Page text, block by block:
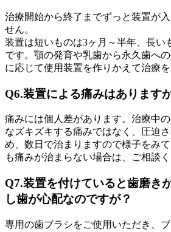
治療開始から終了までずっと装置が
せん。
装置は短いものは3ヶ月～半年、長い
です。顎の発育や乳歯から永久歯へ
に応じて使用装置を作りかえて治療を
Q6.装置による痛みはあります
痛みには個人差があります。治療中
なズキズキする痛みではなく、圧迫
め、数日で治まりますので様子をみ
も痛みが治まらない場合は、ご相談く
Q7.装置を付けていると歯磨き
し歯が心配なのですが？
専用の歯ブラシをご使用いただき、